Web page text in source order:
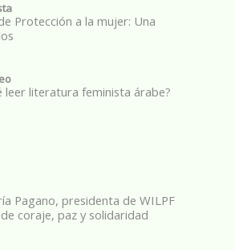
Protección a la mujer: Una
leer literatura feminista árabe?
Pagano, presidenta de WILPF
coraje, paz y solidaridad